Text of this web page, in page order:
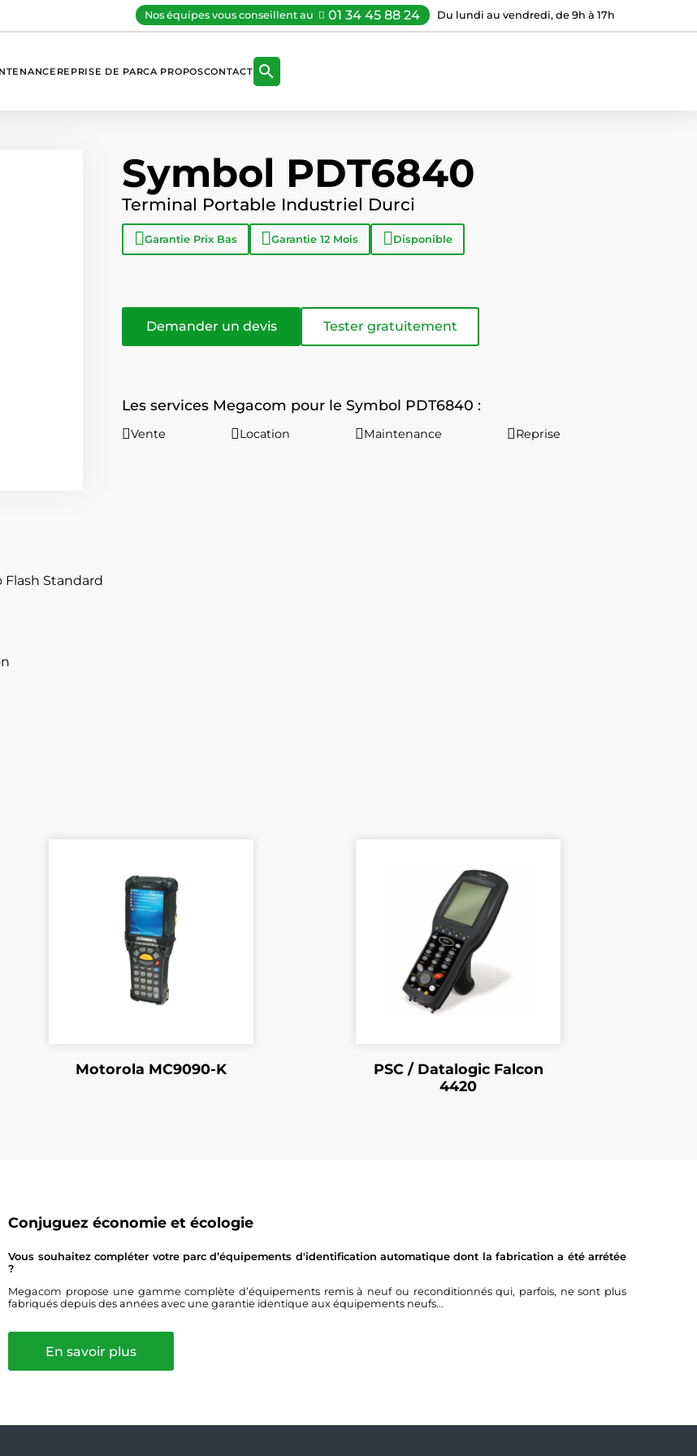
Nos équipes vous conseillent au 01 34 45 88 24 Du lundi au vendredi, de 9h à 17h
REPRISE DE PARCA PROPOSCONTACT 
Symbol PDT6840
Terminal Portable Industriel Durci
Garantie Prix Bas Garantie 12 Mois Disponible
Demander un devis Tester gratuitement
Les services Megacom pour le Symbol PDT6840 :
Vente Location Maintenance Reprise
Flash Standard
Motorola MC9090-K
PSC / Datalogic Falcon
4420
Conjuguez économie et écologie
Vous souhaitez compléter votre parc d’équipements d'identification automatique dont la fabrication a été arrétée
?
Megacom propose une gamme complète d’équipements remis à neuf ou reconditionnés qui, parfois, ne sont plus
fabriqués depuis des années avec une garantie identique aux équipements neufs...
En savoir plus